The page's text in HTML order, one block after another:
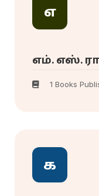
எ
எம். எஸ்.
1 Books
க